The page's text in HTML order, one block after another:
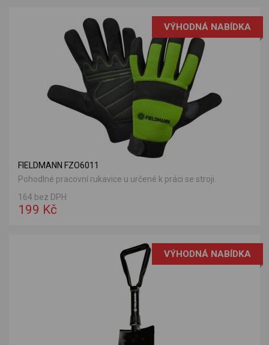
VÝHODNÁ NABÍDKA
FIELDMANN FZO6011
Pohodlné pracovní rukavice u určené k práci se stroji.
164 bez DPH
199 Kč
VÝHODNÁ NABÍDKA